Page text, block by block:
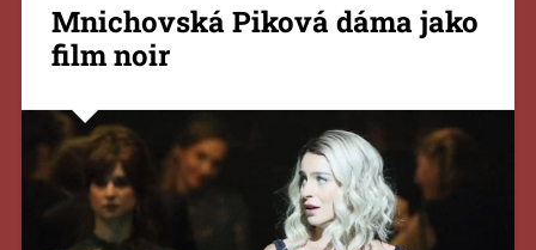
Mnichovská Piková dáma jako
film noir